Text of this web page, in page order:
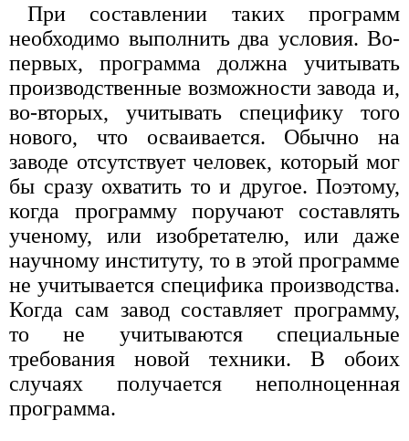
При составлении таких программ
необходимо выполнить два условия. Во-
первых, программа должна учитывать
производственные возможности завода и,
во-вторых, учитывать специфику того
нового, что осваивается. Обычно на
заводе отсутствует человек, который мог
бы сразу охватить то и другое. Поэтому,
когда программу поручают составлять
ученому, или изобретателю, или даже
научному институту, то в этой программе
не учитывается специфика производства.
Когда сам завод составляет программу,
то не учитываются специальные
требования новой техники. В обоих
случаях получается неполноценная
программа.